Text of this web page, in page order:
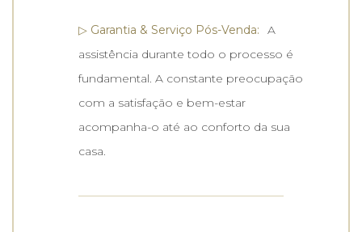
▷ Garantia & Serviço Pós-Venda:
A
assistência durante todo o processo é
fundamental. A constante preocupação
com a satisfação e bem-estar
acompanha-o até ao conforto da sua
casa.